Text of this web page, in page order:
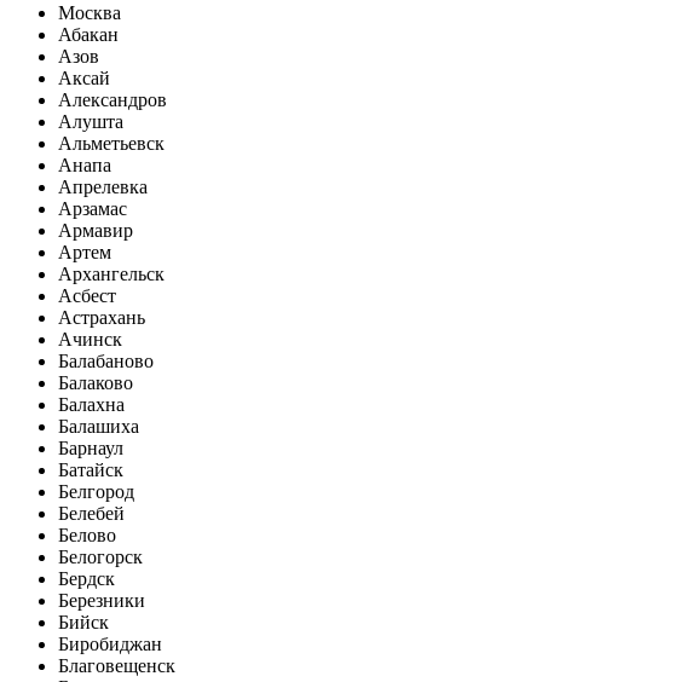
Москва
Абакан
Азов
Аксай
Александров
Алушта
Альметьевск
Анапа
Апрелевка
Арзамас
Армавир
Артем
Архангельск
Асбест
Астрахань
Ачинск
Балабаново
Балаково
Балахна
Балашиха
Барнаул
Батайск
Белгород
Белебей
Белово
Белогорск
Бердск
Березники
Бийск
Биробиджан
Благовещенск